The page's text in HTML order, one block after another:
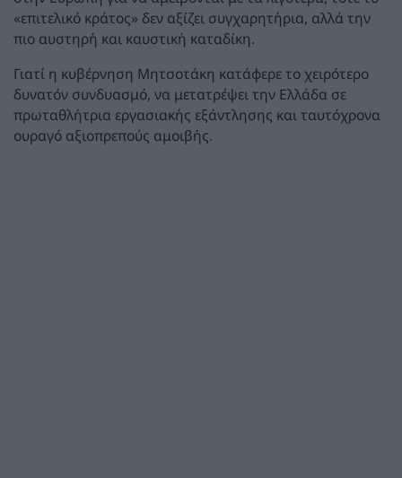
«επιτελικό κράτος» δεν αξίζει συγχαρητήρια, αλλά την
πιο αυστηρή και καυστική καταδίκη.
Γιατί η κυβέρνηση Μητσοτάκη κατάφερε το χειρότερο
δυνατόν συνδυασμό, να μετατρέψει την Ελλάδα σε
πρωταθλήτρια εργασιακής εξάντλησης και ταυτόχρονα
ουραγό αξιοπρεπούς αμοιβής.